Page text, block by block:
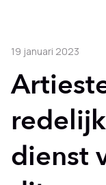
19 januari 2023
dienst